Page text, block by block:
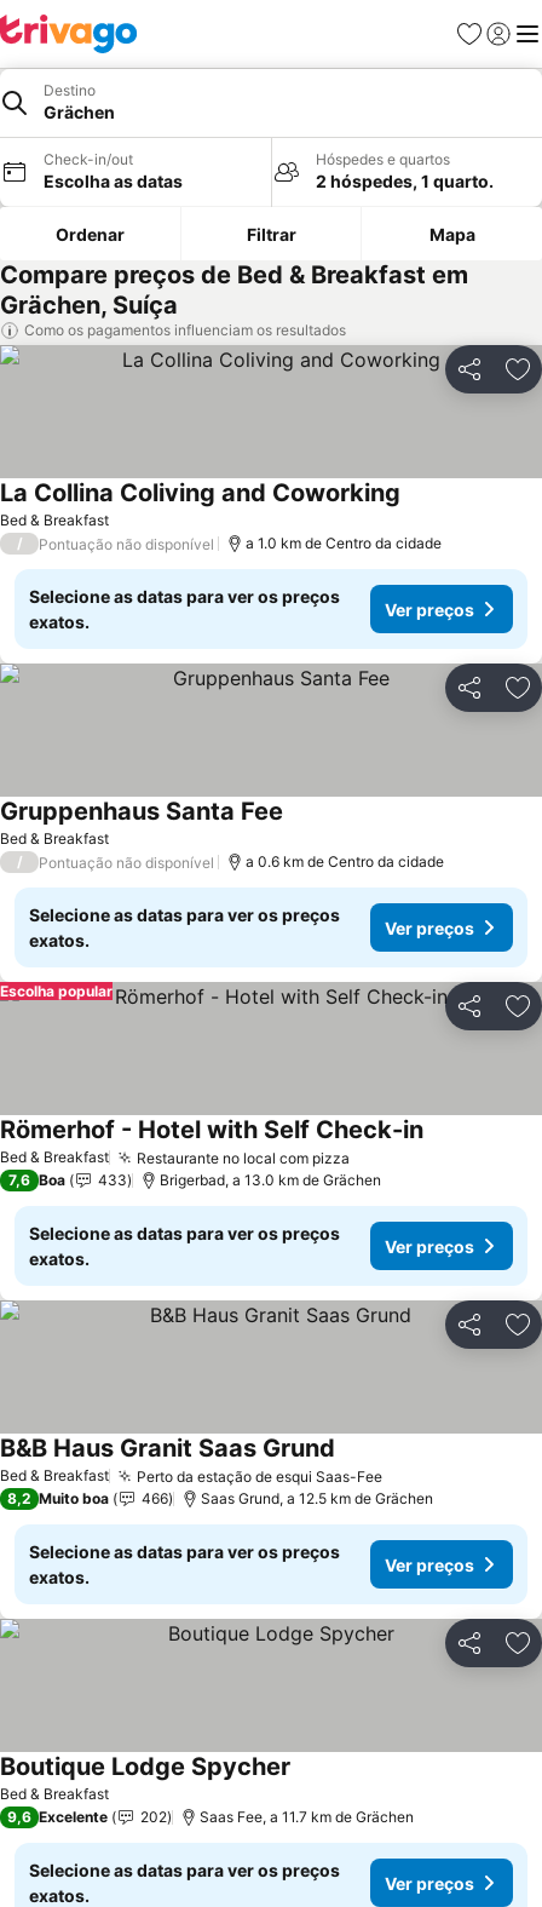
Favoritos
Iniciar
Destino
Grächen
Check-in/out
Escolha as datas
Hóspedes e quartos
2 hóspedes, 1 quarto.
Ordenar Filtrar Mapa
Compare preços de Bed & Breakfast em
Grächen, Suíça
Como os pagamentos influenciam os resultados
Partilhar
Bed & Breakfast
La Collina Coliving and Coworking
/ Pontuação não disponível a 1.0 km de Centro da cidade
Selecione as datas para ver os preços
exatos.
Ver preços
Partilhar
Bed & Breakfast
Gruppenhaus Santa Fee
/ Pontuação não disponível a 0.6 km de Centro da cidade
Selecione as datas para ver os preços
exatos.
Ver preços
Partilhar
Escolha popular
Bed & Breakfast Restaurante no local com pizza
Römerhof - Hotel with Self Check-in
7,6 Boa 433 Brigerbad, a 13.0 km de Grächen
Selecione as datas para ver os preços
exatos.
Ver preços
Partilhar
Bed & Breakfast Perto da estação de esqui Saas-Fee
B&B Haus Granit Saas Grund
8,2 Muito boa 466 Saas Grund, a 12.5 km de Grächen
Selecione as datas para ver os preços
exatos.
Ver preços
Partilhar
Bed & Breakfast
Boutique Lodge Spycher
9,6 Excelente 202 Saas Fee, a 11.7 km de Grächen
Selecione as datas para ver os preços
exatos.
Ver preços